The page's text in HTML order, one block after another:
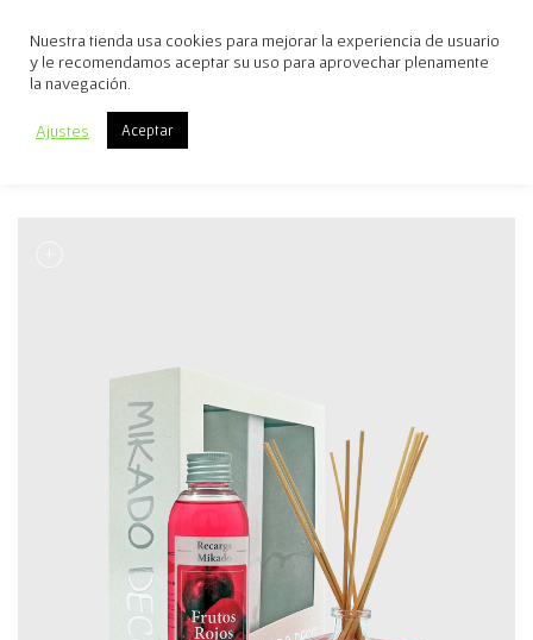
Nuestra tienda usa cookies para mejorar la experiencia de usuario
y le recomendamos aceptar su uso para aprovechar plenamente
la navegación.
Ajustes Aceptar